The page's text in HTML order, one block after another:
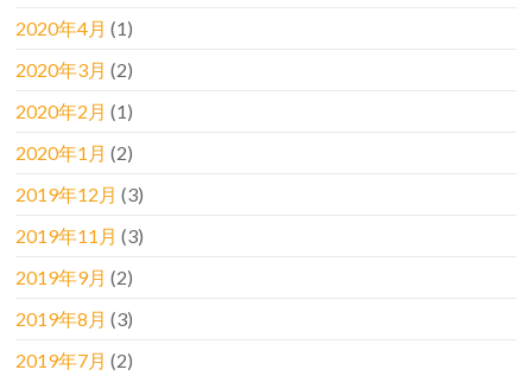
2020年4月 (1)
2020年3月 (2)
2020年2月 (1)
2020年1月 (2)
2019年12月 (3)
2019年11月 (3)
2019年9月 (2)
2019年8月 (3)
2019年7月 (2)